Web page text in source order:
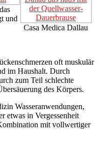
und
Casa Medica Dallau
oft muskulär
im Haushalt. Durch
zum Teil schlechte
des Körpers.
Wasseranwendungen,
etwas in Vergessenheit
mit vollwertiger